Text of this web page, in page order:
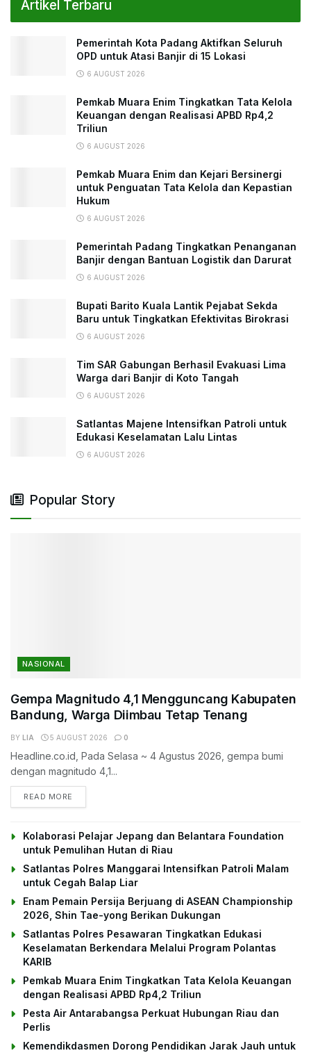
Artikel Terbaru
Pemerintah Kota Padang Aktifkan Seluruh
OPD untuk Atasi Banjir di 15 Lokasi
6 AUGUST 2026
Pemkab Muara Enim Tingkatkan Tata Kelola
Keuangan dengan Realisasi APBD Rp4,2
Triliun
6 AUGUST 2026
Pemkab Muara Enim dan Kejari Bersinergi
untuk Penguatan Tata Kelola dan Kepastian
Hukum
6 AUGUST 2026
Pemerintah Padang Tingkatkan Penanganan
Banjir dengan Bantuan Logistik dan Darurat
6 AUGUST 2026
Bupati Barito Kuala Lantik Pejabat Sekda
Baru untuk Tingkatkan Efektivitas Birokrasi
6 AUGUST 2026
Tim SAR Gabungan Berhasil Evakuasi Lima
Warga dari Banjir di Koto Tangah
6 AUGUST 2026
Satlantas Majene Intensifkan Patroli untuk
Edukasi Keselamatan Lalu Lintas
6 AUGUST 2026
Popular Story
NASIONAL
Gempa Magnitudo 4,1 Mengguncang Kabupaten
Bandung, Warga Diimbau Tetap Tenang
BY LIA 5 AUGUST 2026 0
Headline.co.id, Pada Selasa ~ 4 Agustus 2026, gempa bumi
dengan magnitudo 4,1...
READ MORE
Kolaborasi Pelajar Jepang dan Belantara Foundation
untuk Pemulihan Hutan di Riau
Satlantas Polres Manggarai Intensifkan Patroli Malam
untuk Cegah Balap Liar
Enam Pemain Persija Berjuang di ASEAN Championship
2026, Shin Tae-yong Berikan Dukungan
Satlantas Polres Pesawaran Tingkatkan Edukasi
Keselamatan Berkendara Melalui Program Polantas
KARIB
Pemkab Muara Enim Tingkatkan Tata Kelola Keuangan
dengan Realisasi APBD Rp4,2 Triliun
Pesta Air Antarabangsa Perkuat Hubungan Riau dan
Perlis
Kemendikdasmen Dorong Pendidikan Jarak Jauh untuk